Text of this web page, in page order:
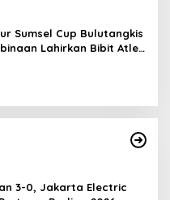
Sumsel Cup Bulutangkis
Lahirkan Bibit Atlet
3-0, Jakarta Electric